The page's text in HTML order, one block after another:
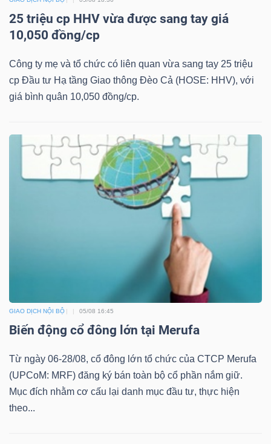
25 triệu cp HHV vừa được sang tay giá
10,050 đồng/cp
Công ty mẹ và tổ chức có liên quan vừa sang tay 25 triệu
cp Đầu tư Hạ tầng Giao thông Đèo Cả (HOSE: HHV), với
giá bình quân 10,050 đồng/cp.
GIAO DỊCH NỘI BỘ 05/08 16:45
Biến động cổ đông lớn tại Merufa
Từ ngày 06-28/08, cổ đông lớn tổ chức của CTCP Merufa
(UPCoM: MRF) đăng ký bán toàn bộ cổ phần nắm giữ.
Mục đích nhằm cơ cấu lại danh mục đầu tư, thực hiện
theo...
Bài
viết
tác
giả
Báo
phân
Dịch
(-)
Đào